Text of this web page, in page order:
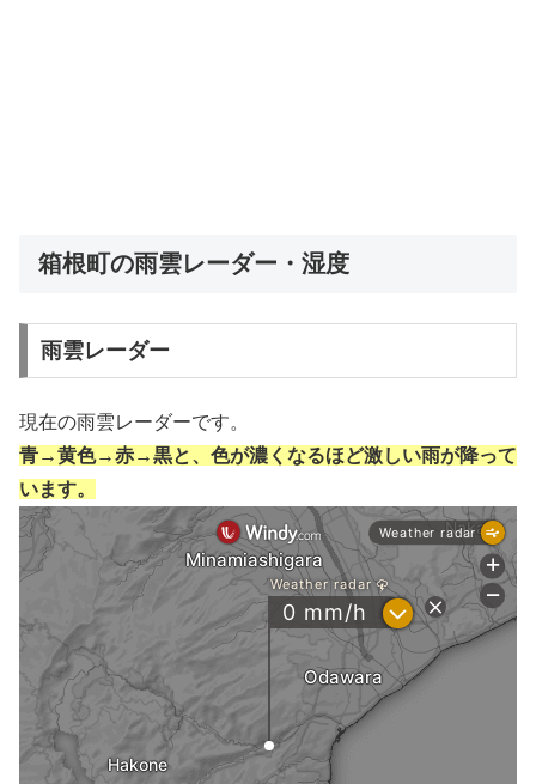
箱根町の雨雲レーダー・湿度
雨雲レーダー
現在の雨雲レーダーです。
青→黄色→赤→黒と、色が濃くなるほど激しい雨が降って
います。